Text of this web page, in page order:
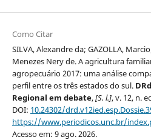
Como Citar
SILVA, Alexandre da; GAZOLLA,
Menezes Nery de. A agricultura
agropecuário 2017: uma análise
perfil entre os três estados do sul.
Regional em debate,[S. l.], v. 12, n.
DOI: 10.24302/
https://www.periodicos.unc.br/
Acesso em: 9 ago. 2026.